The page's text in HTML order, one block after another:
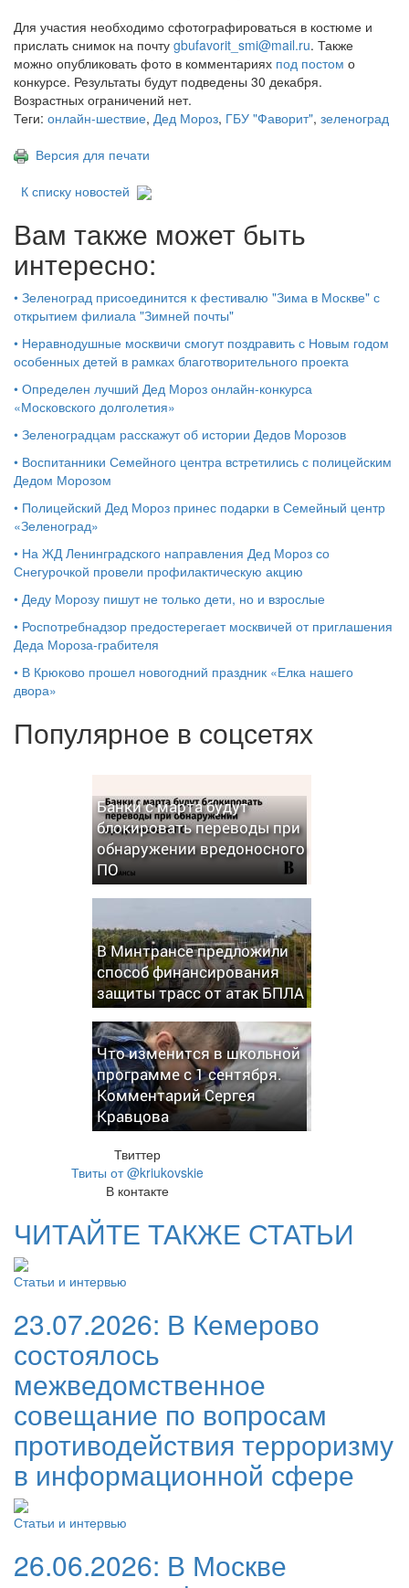
Для участия необходимо сфотографироваться в костюме и
прислать снимок на почту gbufavorit_smi@mail.ru. Также
можно опубликовать фото в комментариях под постом о
конкурсе. Результаты будут подведены 30 декабря.
Возрастных ограничений нет.
Теги: онлайн-шествие, Дед Мороз, ГБУ "Фаворит", зеленоград
Версия для печати
К списку новостей
Вам также может быть
интересно:
• Зеленоград присоединится к фестивалю "Зима в Москве" с
открытием филиала "Зимней почты"
• Неравнодушные москвичи смогут поздравить с Новым годом
особенных детей в рамках благотворительного проекта
• Определен лучший Дед Мороз онлайн-конкурса
«Московского долголетия»
• Зеленоградцам расскажут об истории Дедов Морозов
• Воспитанники Семейного центра встретились с полицейским
Дедом Морозом
• Полицейский Дед Мороз принес подарки в Семейный центр
«Зеленоград»
• На ЖД Ленинградского направления Дед Мороз со
Снегурочкой провели профилактическую акцию
• Деду Морозу пишут не только дети, но и взрослые
• Роспотребнадзор предостерегает москвичей от приглашения
Деда Мороза-грабителя
• В Крюково прошел новогодний праздник «Елка нашего
двора»
Популярное в соцсетях
Банки с марта будут
блокировать переводы при
обнаружении вредоносного
ПО
В Минтрансе предложили
способ финансирования
защиты трасс от атак БПЛА
Что изменится в школьной
программе с 1 сентября.
Комментарий Сергея
Кравцова
Твиттер
Твиты от @kriukovskie
В контакте
ЧИТАЙТЕ ТАКЖЕ СТАТЬИ
Статьи и интервью
23.07.2026: В Кемерово
состоялось
межведомственное
совещание по вопросам
противодействия терроризму
в информационной сфере
Статьи и интервью
26.06.2026: В Москве